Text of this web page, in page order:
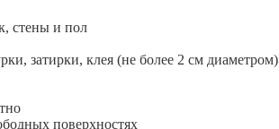
стены и пол
затирки, клея (не более 2 см диаметром)
поверхностях